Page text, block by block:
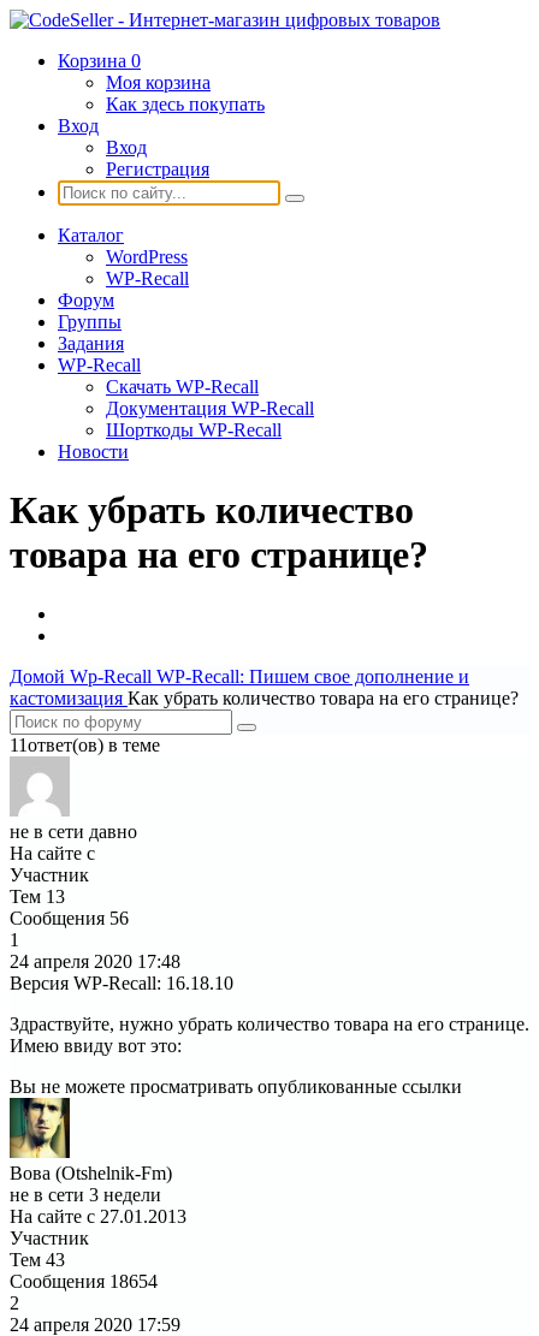
Корзина 0
Моя корзина
Как здесь покупать
Вход
Вход
Регистрация
Каталог
WordPress
WP-Recall
Форум
Группы
Задания
WP-Recall
Скачать WP-Recall
Документация WP-Recall
Шорткоды WP-Recall
Новости
Как убрать количество
товара на его странице?
Домой Wp-Recall WP-Recall: Пишем свое дополнение и
кастомизация Как убрать количество товара на его странице?
11ответ(ов) в теме
не в сети давно
На сайте с
Участник
Тем 13
Сообщения 56
1
24 апреля 2020 17:48
Версия WP-Recall: 16.18.10
Здраствуйте, нужно убрать количество товара на его странице.
Имею ввиду вот это:
Вы не можете просматривать опубликованные ссылки
Вова (Otshelnik-Fm)
не в сети 3 недели
На сайте с 27.01.2013
Участник
Тем 43
Сообщения 18654
2
24 апреля 2020 17:59